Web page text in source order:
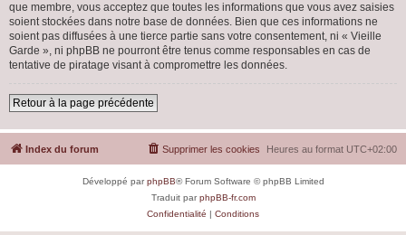
que membre, vous acceptez que toutes les informations que vous avez saisies
soient stockées dans notre base de données. Bien que ces informations ne
soient pas diffusées à une tierce partie sans votre consentement, ni « Vieille
Garde », ni phpBB ne pourront être tenus comme responsables en cas de
tentative de piratage visant à compromettre les données.
Retour à la page précédente
Index du forum Heures au format UTC+02:00
Supprimer les cookies
Développé parphpBB® Forum Software © phpBB Limited
Traduit parphpBB-fr.com
Confidentialité | Conditions